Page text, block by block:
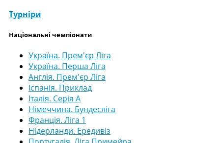
Турніри
Національні чемпіонати
Україна. Прем'єр Ліга
Україна. Перша Ліга
Англія. Прем'єр Ліга
Іспанія. Приклад
Італія. Серія А
Німеччина. Бундесліга
Франція. Ліга 1
Нідерланди. Ередивіз